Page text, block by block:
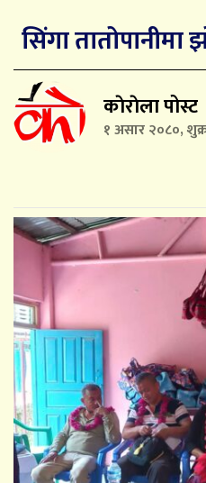
सिंगा
काेराेला पोस्ट
१ असार २०८०,